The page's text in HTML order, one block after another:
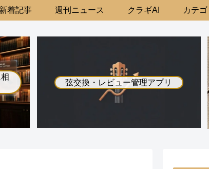
新着記事 週刊ニュース クラギAI カテゴ
弦交換・レビュー管理アプリ